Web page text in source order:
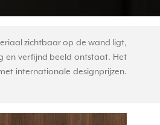
zichtbaar op de wand ligt,
en verfijnd beeld ontstaat. Het
internationale designprijzen.